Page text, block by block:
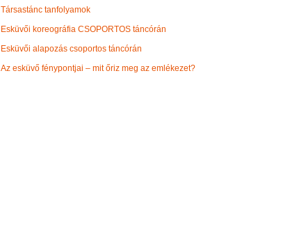
Társastánc tanfolyamok
Esküvői koreográfia CSOPORTOS táncórán
Esküvői alapozás csoportos táncórán
Az esküvő fénypontjai – mit őriz meg az emlékezet?